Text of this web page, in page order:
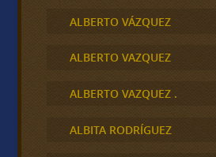
ALBERTO VÁZQUEZ
ALBERTO VAZQUEZ
ALBERTO VAZQUEZ .
ALBITA RODRÍGUEZ